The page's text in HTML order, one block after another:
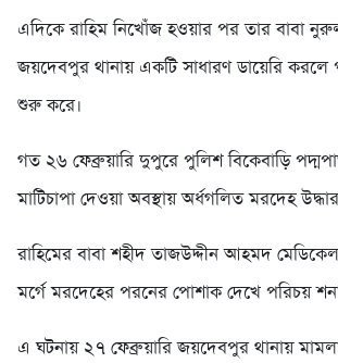
এদিকে রাহিম নিখোঁজ হওয়ার পর তার বাবা
জয়দেবপুর থানায় একটি সাধারণ ডায়েরি করলে
শুরু করে।
গত ২৬ ফেব্রুয়ারি দুপুরে পুলিশ বিকেবাড়ি
মাটিচাপা দেওয়া অবস্থায় অর্ধগলিত মরদেহ
রাহিমের বাবা শহীদ তাজউদ্দীন আহমদ
মর্গে মরদেহের পরনের পোশাক দেখে পরিচয়
এ ঘটনায় ২৭ ফেব্রুয়ারি জয়দেবপুর থানায়